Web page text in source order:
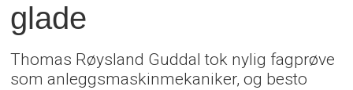
glade
Thomas Røysland Guddal tok nylig fagprøve
som anleggsmaskinmekaniker, og besto